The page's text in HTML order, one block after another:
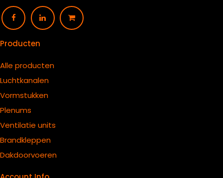
Producten
Alle producten
Luchtkanalen
Vormstukken
Plenums
Ventilatie units
Brandkleppen
Dakdoorvoeren